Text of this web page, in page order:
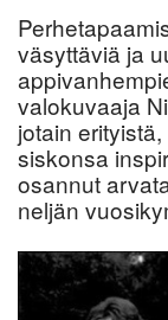
väsyttäviä ja
valokuvaaja
jotain
siskonsa
osannut
neljän